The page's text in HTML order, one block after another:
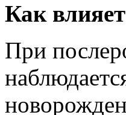
Как
При